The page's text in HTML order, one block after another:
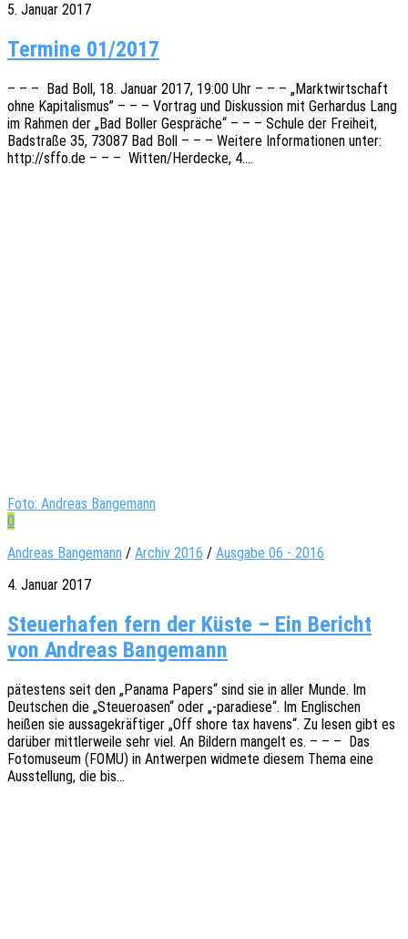
5. Januar 2017
Termine 01/2017
– – – Bad Boll, 18. Januar 2017, 19:00 Uhr – – – „Markt­wirt­schaft
ohne Kapi­ta­lis­mus” – – – Vortrag und Diskus­si­on mit Gerhar­dus Lang
im Rahmen der „Bad Boller Gesprä­che“ – – – Schule der Frei­heit,
Badstra­ße 35, 73087 Bad Boll – – – Weite­re Infor­ma­tio­nen unter:
http://sffo.de – – – Witten/Herdecke, 4.…
Foto: Andreas Bangemann
0
Andreas Bangemann / Archiv 2016 / Ausgabe 06 - 2016
4. Januar 2017
Steuerhafen fern der Küste – Ein Bericht
von Andreas Bangemann
pätes­tens seit den „Panama Papers“ sind sie in aller Munde. Im
Deut­schen die „Steu­er­oa­sen“ oder „-para­die­se“. Im Engli­schen
heißen sie aussa­ge­kräf­ti­ger „Off shore tax havens“. Zu lesen gibt es
darüber mitt­ler­wei­le sehr viel. An Bildern mangelt es. – – – Das
Foto­mu­se­um (FOMU) in Antwer­pen widme­te diesem Thema eine
Ausstel­lung, die bis…